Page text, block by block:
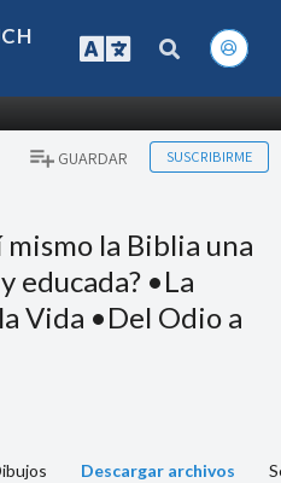
GUARDAR SUSCRIBIRME
mismo la Biblia una
educada? •La
Vida •Del Odio a
Descargar archivos